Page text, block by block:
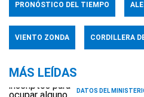
PRONÓSTICO DEL TIEMPO
VIENTO ZONDA CORDILLERA
MÁS LEÍDAS
DATOS DEL